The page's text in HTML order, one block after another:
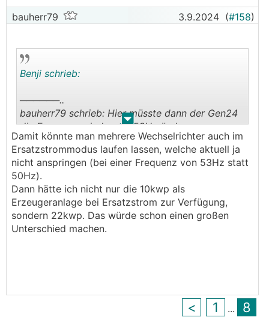
bauherr79 3.9.2024 (#158)
. .
Benji schrieb:
──────..
bauherr79 schrieb: Hier müsste dann der Gen24
die Frequenz wieder auf 53Hz ändern
automatisch, wenn er feststellt, dass z.B. 90%
der Batterie geladen wurden - und die Frequenz
dann wieder automatisch auf 50Hz ändern, wenn
z.B. nur mehr 30% in der Batterie sind.
───────────────
Was würdest du damit erreichen wollen?
Damit könnte man mehrere Wechselrichter auch im
Ersatzstrommodus laufen lassen, welche aktuell ja
nicht anspringen (bei einer Frequenz von 53Hz statt
50Hz).
Dann hätte ich nicht nur die 10kwp als
Erzeugeranlage bei Ersatzstrom zur Verfügung,
sondern 22kwp. Das würde schon einen großen
Unterschied machen.
< 1 ... 8